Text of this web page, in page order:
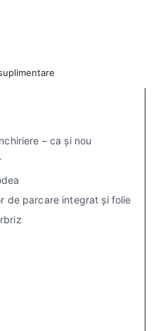
– ca și nou
de parcare integrat și folie